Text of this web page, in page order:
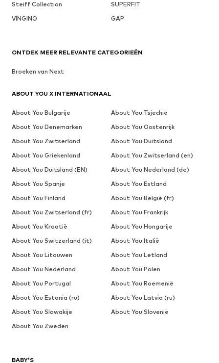
Steiff Collection
SUPERFIT
VINGINO
GAP
BABY'S
ONTDEK MEER RELEVANTE CATEGORIEËN
Broeken van Next
ABOUT YOU X INTERNATIONAAL
About You Bulgarije
About You Tsjechië
About You Denemarken
About You Oostenrijk
About You Zwitserland
About You Duitsland
About You Griekenland
About You Zwitserland (en)
About You Duitsland (EN)
About You Nederland (de)
About You Spanje
About You Estland
About You Finland
About You België (fr)
About You Zwitserland (fr)
About You Frankrijk
About You Kroatië
About You Hongarije
About You Switzerland (it)
About You Italië
About You Litouwen
About You Letland
About You Nederland
About You Polen
About You Portugal
About You Roemenië
About You Estonia (ru)
About You Latvia (ru)
About You Slowakije
About You Slovenië
About You Zweden